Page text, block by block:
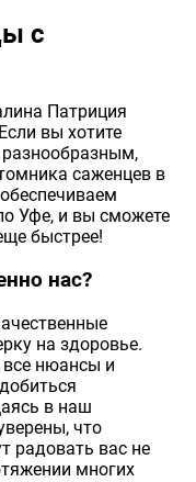
с
Патриция
вы хотите
саженцев в
Уфе, и вы сможете
быстрее!
нас?
на здоровье.
нюансы и
в наш
что
радовать вас не
многих